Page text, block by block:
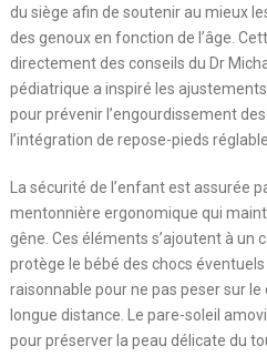
du siège afin de soutenir au mieux
des genoux en fonction de l’âge.
directement des conseils du Dr
pédiatrique a inspiré les
pour prévenir l’engourdissement
l’intégration de repose-pieds
La sécurité de l’enfant est assurée
mentonnière ergonomique qui
gêne. Ces éléments s’ajoutent à un
protège le bébé des chocs
raisonnable pour ne pas peser sur
longue distance. Le pare-soleil
pour préserver la peau délicate du